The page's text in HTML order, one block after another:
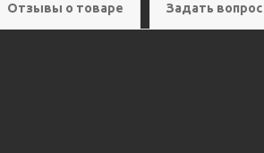
Отзывы о товаре Задать вопрос